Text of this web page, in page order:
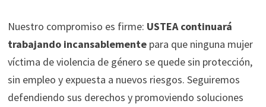
Nuestro compromiso es firme: USTEA continuará
trabajando incansablementepara que ninguna mujer
víctima de violencia de género se quede sin protección,
sin empleo y expuesta a nuevos riesgos. Seguiremos
defendiendo sus derechos y promoviendo soluciones